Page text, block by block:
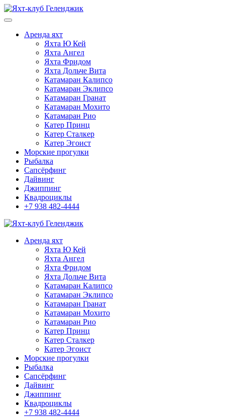
Аренда яхт
Яхта Ю Кей
Яхта Ангел
Яхта Фридом
Яхта Дольче Вита
Катамаран Калипсо
Катамаран Эклипсо
Катамаран Гранат
Катамаран Мохито
Катамаран Рио
Катер Принц
Катер Сталкер
Катер Эгоист
Морские прогулки
Рыбалка
Сапсёрфинг
Дайвинг
Джиппинг
Квадроциклы
+7 938 482-4444
Аренда яхт
Яхта Ю Кей
Яхта Ангел
Яхта Фридом
Яхта Дольче Вита
Катамаран Калипсо
Катамаран Эклипсо
Катамаран Гранат
Катамаран Мохито
Катамаран Рио
Катер Принц
Катер Сталкер
Катер Эгоист
Морские прогулки
Рыбалка
Сапсёрфинг
Дайвинг
Джиппинг
Квадроциклы
+7 938 482-4444